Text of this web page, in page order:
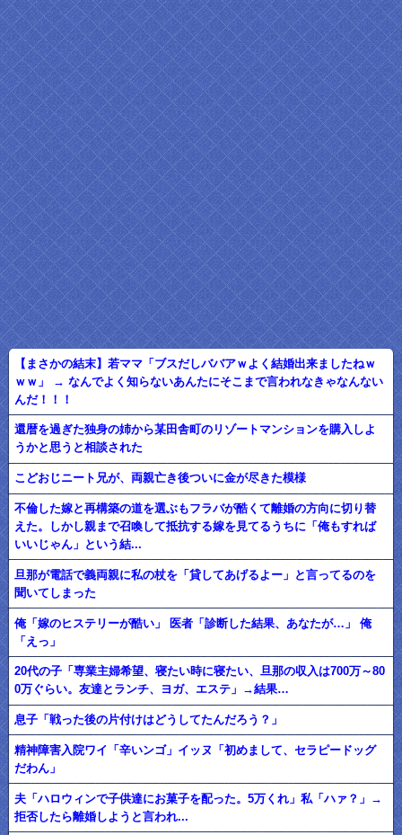
【まさかの結末】若ママ「ブスだしババアｗよく結婚出来ましたねｗ
ｗｗ」 → なんでよく知らないあんたにそこまで言われなきゃなんない
んだ！！！
還暦を過ぎた独身の姉から某田舎町のリゾートマンションを購入しよ
うかと思うと相談された
こどおじニート兄が、両親亡き後ついに金が尽きた模様
不倫した嫁と再構築の道を選ぶもフラバが酷くて離婚の方向に切り替
えた。しかし親まで召喚して抵抗する嫁を見てるうちに「俺もすれば
いいじゃん」という結...
旦那が電話で義両親に私の杖を「貸してあげるよー」と言ってるのを
聞いてしまった
俺「嫁のヒステリーが酷い」 医者「診断した結果、あなたが…」 俺
「えっ」
20代の子「専業主婦希望、寝たい時に寝たい、旦那の収入は700万～80
0万ぐらい。友達とランチ、ヨガ、エステ」→結果…
息子「戦った後の片付けはどうしてたんだろう？」
精神障害入院ワイ「辛いンゴ」イッヌ「初めまして、セラピードッグ
だわん」
夫「ハロウィンで子供達にお菓子を配った。5万くれ」私「ハァ？」→
拒否したら離婚しようと言われ...